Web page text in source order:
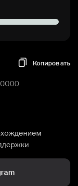
Копировать